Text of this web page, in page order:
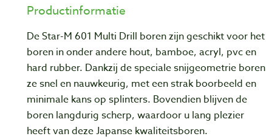
Productinformatie
De Star-M 601 Multi Drill boren zijn geschikt voor het
boren in onder andere hout, bamboe, acryl, pvc en
hard rubber. Dankzij de speciale snijgeometrie boren
ze snel en nauwkeurig, met een strak boorbeeld en
minimale kans op splinters. Bovendien blijven de
boren langdurig scherp, waardoor u lang plezier
heeft van deze Japanse kwaliteitsboren.